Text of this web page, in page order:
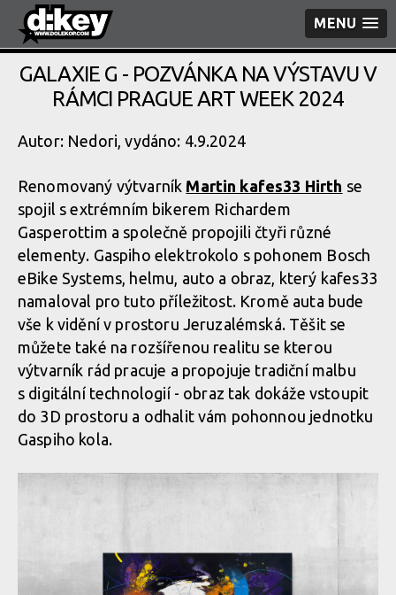
MENU
GALAXIE G - POZVÁNKA NA VÝSTAVU V
RÁMCI PRAGUE ART WEEK 2024
Autor: Nedori, vydáno: 4.9.2024
Renomovaný výtvarník Martin kafes33 Hirth se
spojil s extrémním bikerem Richardem
Gasperottim a společně propojili čtyři různé
elementy. Gaspiho elektrokolo s pohonem Bosch
eBike Systems, helmu, auto a obraz, který kafes33
namaloval pro tuto příležitost. Kromě auta bude
vše k vidění v prostoru Jeruzalémská. Těšit se
můžete také na rozšířenou realitu se kterou
výtvarník rád pracuje a propojuje tradiční malbu
s digitální technologií - obraz tak dokáže vstoupit
do 3D prostoru a odhalit vám pohonnou jednotku
Gaspiho kola.